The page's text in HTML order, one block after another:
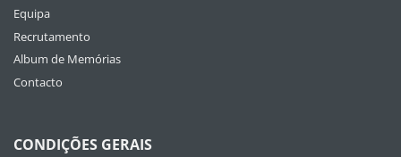
Equipa
Recrutamento
Album de Memórias
Contacto
CONDIÇÕES GERAIS